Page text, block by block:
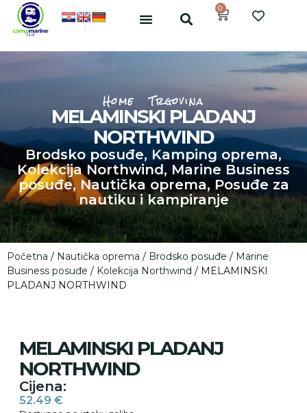
0
Home Trgovina
MELAMINSKI PLADANJ
NORTHWIND
Brodsko posuđe, Kamping oprema,
Kolekcija Northwind,Marine Business
posuđe, Nautička oprema, Posuđe za
nautiku i kampiranje
Početna / Nautička oprema / Brodsko posuđe / Marine
Business posuđe / Kolekcija Northwind / MELAMINSKI
PLADANJ NORTHWIND
MELAMINSKI PLADANJ
NORTHWIND
Cijena:
52.49 €